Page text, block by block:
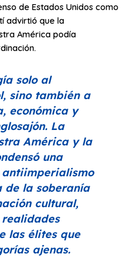
de Estados Unidos como
advirtió que la
América podía
solo al
sino también a
económica y
La
América y la
una
de la soberanía
cultural,
las élites que
ajenas.